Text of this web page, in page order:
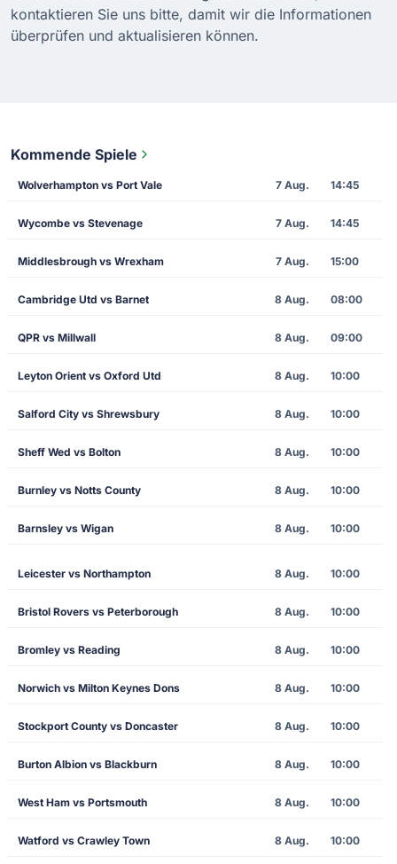
kontaktieren Sie uns bitte, damit wir die Informationen
überprüfen und aktualisieren können.
Kommende Spiele
Wolverhampton vs Port Vale 7 Aug. 14:45
Wycombe vs Stevenage 7 Aug. 14:45
Middlesbrough vs Wrexham 7 Aug. 15:00
Cambridge Utd vs Barnet 8 Aug. 08:00
QPR vs Millwall 8 Aug. 09:00
Leyton Orient vs Oxford Utd 8 Aug. 10:00
Salford City vs Shrewsbury 8 Aug. 10:00
Sheff Wed vs Bolton 8 Aug. 10:00
Burnley vs Notts County 8 Aug. 10:00
Barnsley vs Wigan 8 Aug. 10:00
Leicester vs Northampton 8 Aug. 10:00
Bristol Rovers vs Peterborough 8 Aug. 10:00
Bromley vs Reading 8 Aug. 10:00
Norwich vs Milton Keynes Dons 8 Aug. 10:00
Stockport County vs Doncaster 8 Aug. 10:00
Burton Albion vs Blackburn 8 Aug. 10:00
West Ham vs Portsmouth 8 Aug. 10:00
Watford vs Crawley Town 8 Aug. 10:00